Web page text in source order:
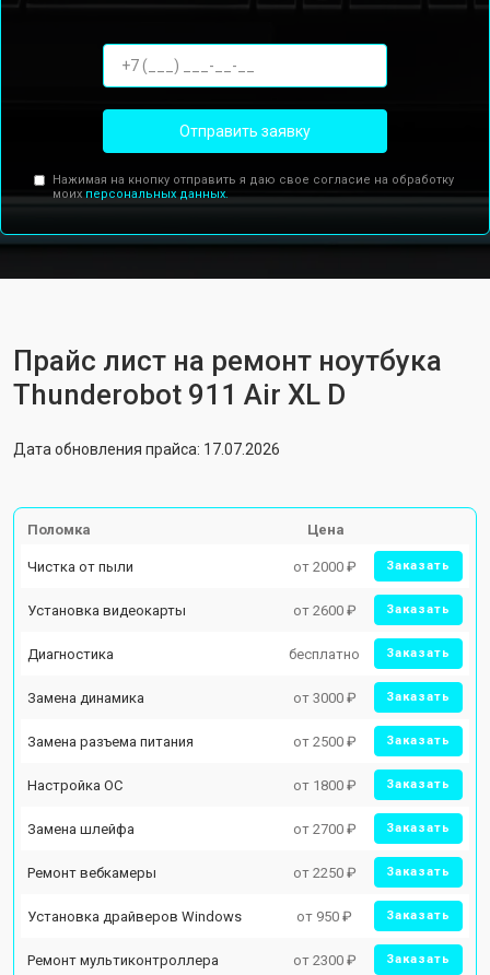
Отправить заявку
Нажимая на кнопку отправить я даю свое согласие на обработку
моихперсональных данных.
Прайс лист на ремонт ноутбука
Thunderobot 911 Air XL D
Дата обновления прайса: 17.07.2026
Поломка Цена
Чистка от пыли от 2000 ₽ Заказать
Установка видеокарты от 2600 ₽ Заказать
Диагностика бесплатно Заказать
Замена динамика от 3000 ₽ Заказать
Замена разъема питания от 2500 ₽ Заказать
Настройка ОС от 1800 ₽ Заказать
Замена шлейфа от 2700 ₽ Заказать
Ремонт вебкамеры от 2250 ₽ Заказать
Установка драйверов Windows от 950 ₽ Заказать
Ремонт мультиконтроллера от 2300 ₽ Заказать